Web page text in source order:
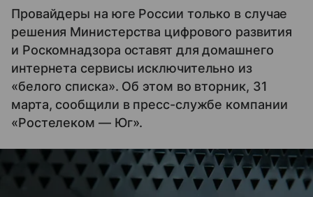
Провайдеры на юге России только в случае
решения Министерства цифрового развития
и Роскомнадзора оставят для домашнего
интернета сервисы исключительно из
«белого списка». Об этом во вторник, 31
марта, сообщили в пресс-службе компании
«Ростелеком — Юг».